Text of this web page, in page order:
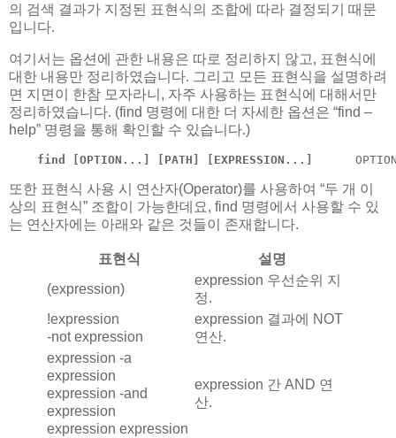
의 검색 결과가 지정된 표현식의 조합에 따라 결정되기 때문
입니다.
여기서는 옵션에 관한 내용은 따로 정리하지 않고, 표현식에
대한 내용만 정리하였습니다. 그리고 모든 표현식을 설명하려
면 지면이 한참 모자라니, 자주 사용하는 표현식에 대해서만
정리하였습니다. (find 명령에 대한 더 자세한 옵션은 “find –
help” 명령을 통해 확인할 수 있습니다.)
find [OPTION...] [PATH] [EXPRESSION...]
OPTION
또한 표현식 사용 시 연산자(Operator)를 사용하여 “두 개 이
상의 표현식” 조합이 가능한데요, find 명령에서 사용할 수 있
는 연산자에는 아래와 같은 것들이 존재합니다.
표현식
설명
(expression)
expression 우선순위 지
정.
!expression
-not expression
expression 결과에 NOT
연산.
expression -a
expression
expression -and
expression
expression expression
expression 간 AND 연
산.